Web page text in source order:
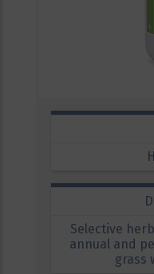
Selective
annual and
grass